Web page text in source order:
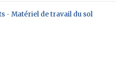
- Matériel de travail du sol